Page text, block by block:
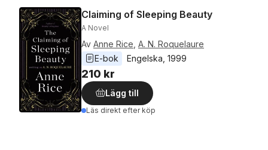
Claiming of Sleeping Beauty
A Novel
Av Anne Rice A. N. Roquelaure
E-bok
Engelska 1999
210 kr
Lägg till
Läs direkt efter köp